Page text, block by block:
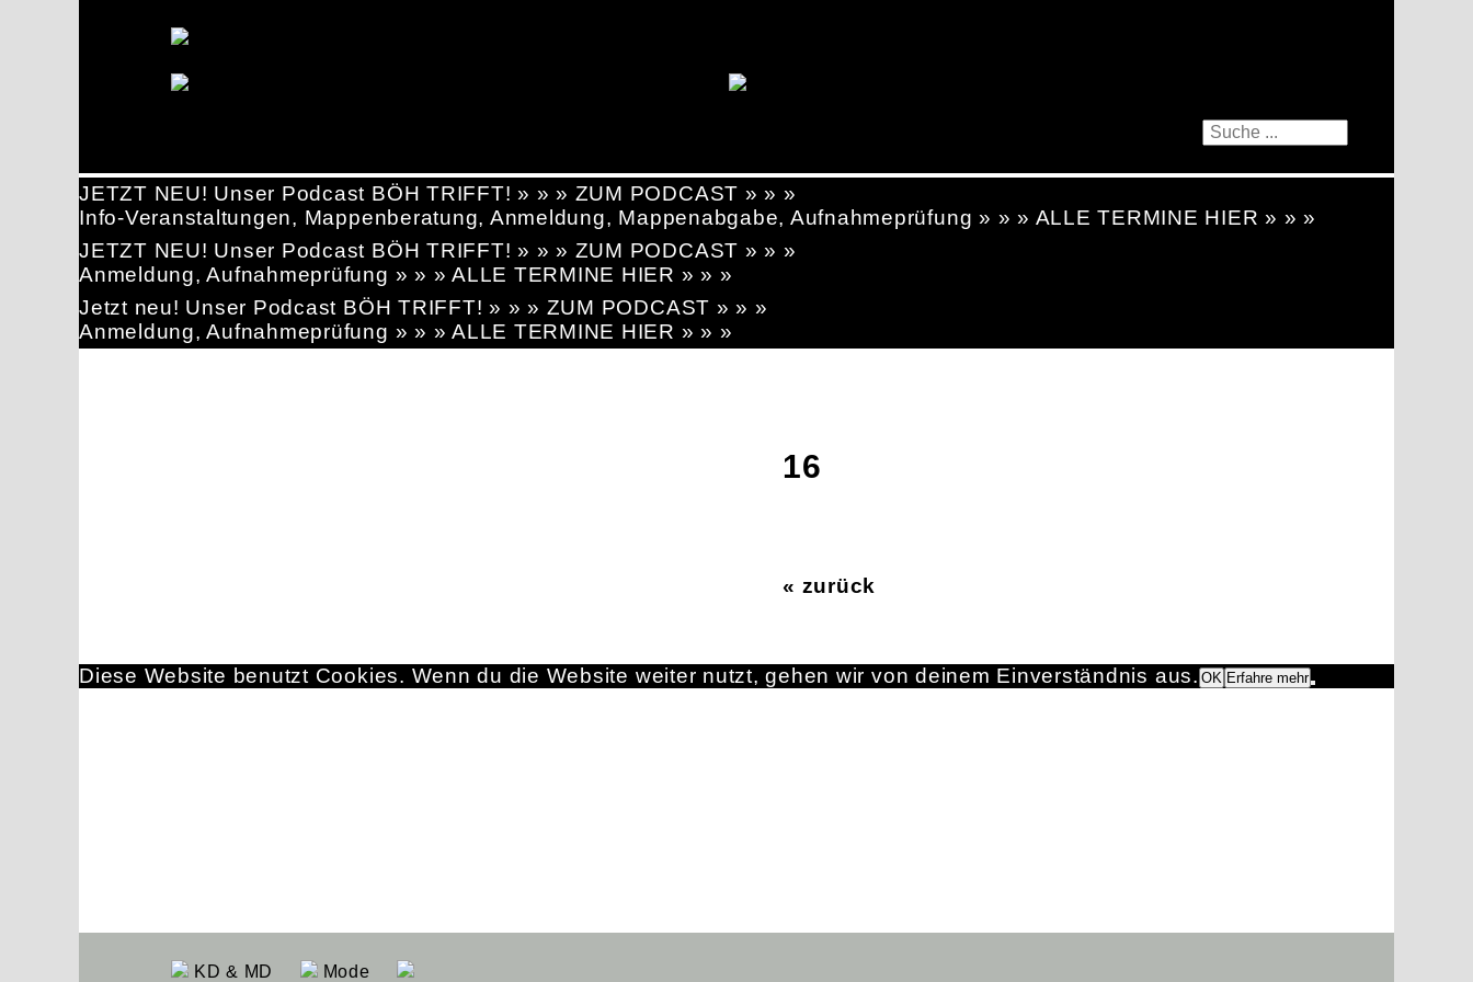
JETZT NEU! Unser Podcast BÖH TRIFFT! » » » ZUM PODCAST » » »
Info-Veranstaltungen, Mappenberatung, Anmeldung, Mappenabgabe, Aufnahmeprüfung » » » ALLE TERMINE HIER » » »
JETZT NEU! Unser Podcast BÖH TRIFFT! » » » ZUM PODCAST » » »
Anmeldung, Aufnahmeprüfung » » » ALLE TERMINE HIER » » »
Jetzt neu! Unser Podcast BÖH TRIFFT! » » » ZUM PODCAST » » »
Anmeldung, Aufnahmeprüfung » » » ALLE TERMINE HIER » » »
16
« zurück
KD & MD Mode
Diese Website benutzt Cookies. Wenn du die Website weiter nutzt, gehen wir von deinem Einverständnis aus. OK Erfahre mehr